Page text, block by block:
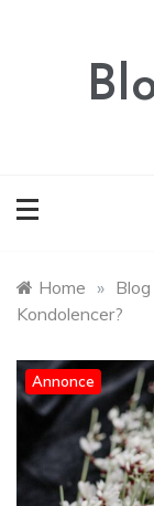
Home » Blog
Kondolencer?
Annonce